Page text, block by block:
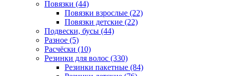
Повязки (44)
Повязки взрослые (22)
Повязки детские (22)
Подвески, бусы (44)
Разное (5)
Расчёски (10)
Резинки для волос (330)
Резинки пакетные (84)